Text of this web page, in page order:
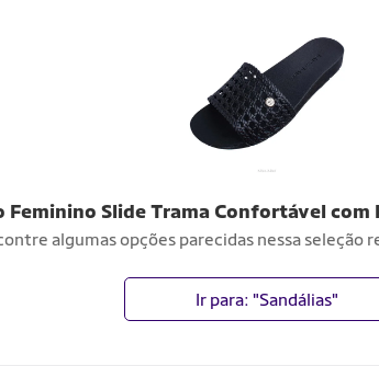
Feminino Slide Trama Confortável
algumas opções parecidas nessa seleção
Ir para: "Sandálias"